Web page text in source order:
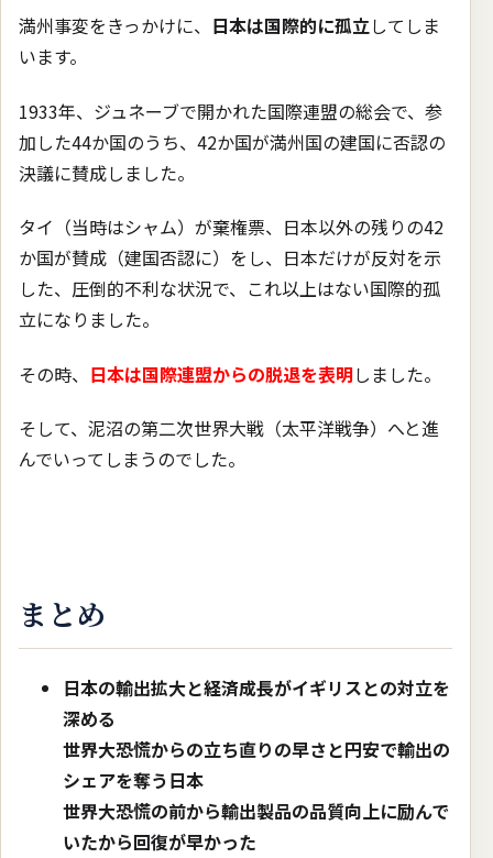
満州事変をきっかけに、 日本は国際的に孤立してしま
います。
1933年、ジュネーブで開かれた国際連盟の総会で、参
加した44か国のうち、42か国が満州国の建国に否認の
決議に賛成しました。
タイ（当時はシャム）が棄権票、日本以外の残りの42
か国が賛成（建国否認に）をし、日本だけが反対を示
した、圧倒的不利な状況で、これ以上はない国際的孤
立になりました。
その時、 日本は国際連盟からの脱退を表明しました。
そして、泥沼の第二次世界大戦（太平洋戦争）へと進
んでいってしまうのでした。
まとめ
日本の輸出拡大と経済成長がイギリスとの対立を
深める
世界大恐慌からの立ち直りの早さと円安で輸出の
シェアを奪う日本
世界大恐慌の前から輸出製品の品質向上に励んで
いたから回復が早かった